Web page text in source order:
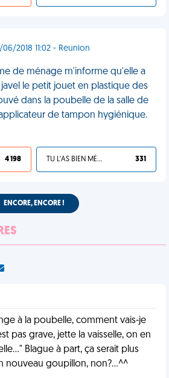
06/2018 11:02 - Reunion
de ménage m'informe qu'elle a
le petit jouet en plastique des
dans la poubelle de la salle de
de tampon hygiénique.
4 198 TU L'AS BIEN MÉRITÉ 331
ENCORE, ENCORE !
à la poubelle, comment vais-je
pas grave, jette la vaisselle, on en
Blague à part, ça serait plus
nouveau goupillon, non?...^^